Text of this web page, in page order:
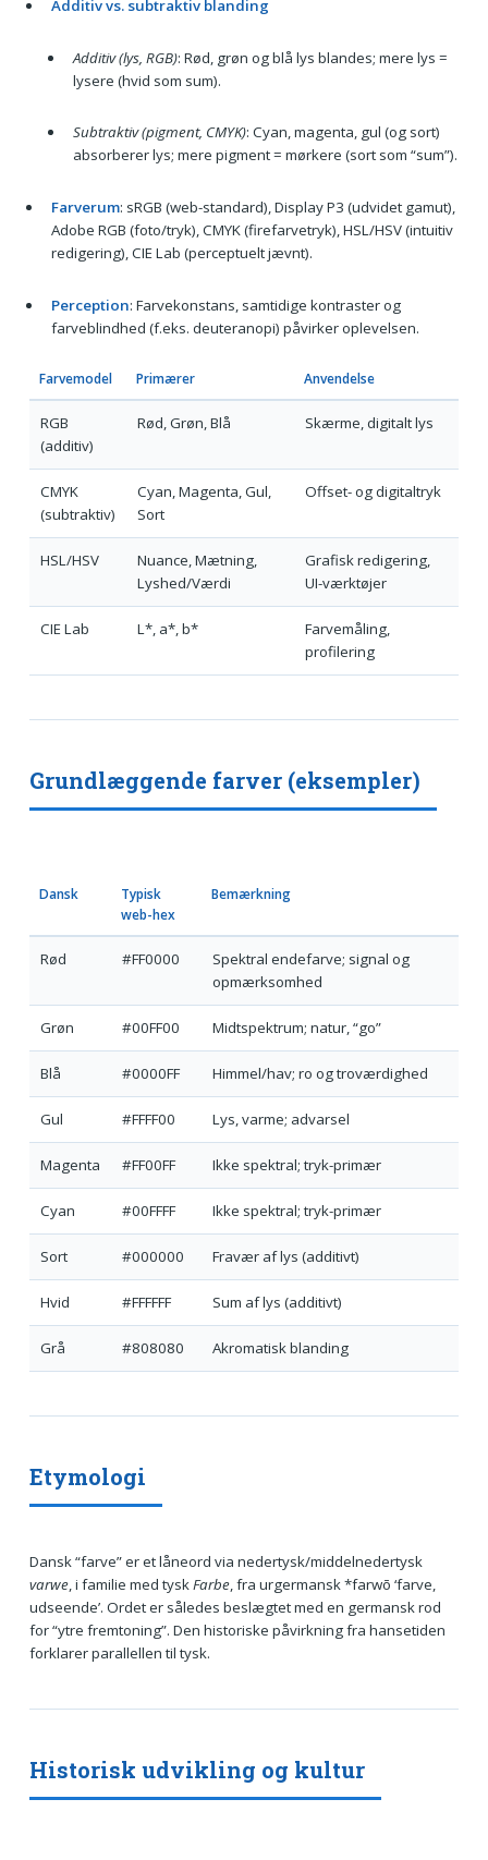
Additiv vs. subtraktiv blanding
Additiv (lys, RGB): Rød, grøn og blå lys blandes; mere lys =
lysere (hvid som sum).
Subtraktiv (pigment, CMYK): Cyan, magenta, gul (og sort)
absorberer lys; mere pigment = mørkere (sort som “sum”).
Farverum: sRGB (web-standard), Display P3 (udvidet gamut),
Adobe RGB (foto/tryk), CMYK (firefarvetryk), HSL/HSV (intuitiv
redigering), CIE Lab (perceptuelt jævnt).
Perception: Farvekonstans, samtidige kontraster og
farveblindhed (f.eks. deuteranopi) påvirker oplevelsen.
Farvemodel Primærer Anvendelse
RGB
(additiv)
Rød, Grøn, Blå Skærme, digitalt lys
CMYK
(subtraktiv)
Cyan, Magenta, Gul,
Sort
Offset- og digitaltryk
HSL/HSV
Nuance, Mætning,
Lyshed/Værdi
Grafisk redigering,
UI-værktøjer
CIE Lab L*, a*, b*
Farvemåling,
profilering
Grundlæggende farver (eksempler)
Dansk
Typisk
web-hex
Bemærkning
Rød #FF0000
Spektral endefarve; signal og
opmærksomhed
Grøn #00FF00 Midtspektrum; natur, “go”
Blå #0000FF Himmel/hav; ro og troværdighed
Gul #FFFF00 Lys, varme; advarsel
Magenta #FF00FF Ikke spektral; tryk-primær
Cyan #00FFFF Ikke spektral; tryk-primær
Sort #000000 Fravær af lys (additivt)
Hvid #FFFFFF Sum af lys (additivt)
Grå #808080 Akromatisk blanding
Etymologi
Dansk “farve” er et låneord via nedertysk/middelnedertysk
varwe, i familie med tyskFarbe, fra urgermansk *farwō ‘farve,
udseende’. Ordet er således beslægtet med en germansk rod
for “ytre fremtoning”. Den historiske påvirkning fra hansetiden
forklarer parallellen til tysk.
Historisk udvikling og kultur